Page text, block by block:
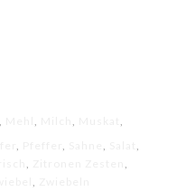
, Mehl, Milch, Muskat,
, Pfeffer, Sahne, Salat,
, Zitronen Zesten,
,